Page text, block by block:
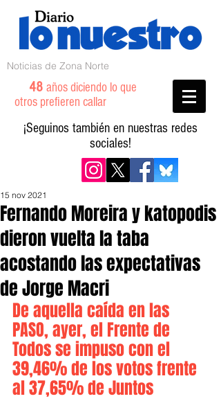
Noticias de Zona Norte
48 años diciendo lo que
otros prefieren callar
¡Seguinos también en nuestras redes
sociales!
Fernando Moreira y katopodis
dieron vuelta la taba
acostando las expectativas
de Jorge Macri
15 nov 2021
De aquella caída en las
PASO, ayer, el Frente de
Todos se impuso con el
39,46% de los votos frente
al 37,65% de Juntos